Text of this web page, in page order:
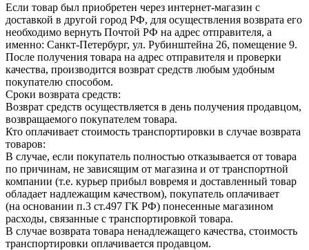
Если товар был приобретен через интернет-магазин с
доставкой в другой город РФ, для осуществления возврата его
необходимо вернуть Почтой РФ на адрес отправителя, а
именно: Санкт-Петербург, ул. Рубинштейна 26, помещение 9.
После получения товара на адрес отправителя и проверки
качества, производится возврат средств любым удобным
покупателю способом.
Сроки возврата средств:
Возврат средств осуществляется в день получения продавцом,
возвращаемого покупателем товара.
Кто оплачивает стоимость транспортировки в случае возврата
товаров:
В случае, если покупатель полностью отказывается от товара
по причинам, не зависящим от магазина и от транспортной
компании (т.е. курьер прибыл вовремя и доставленный товар
обладает надлежащим качеством), покупатель оплачивает
(на основании п.3 ст.497 ГК РФ) понесенные магазином
расходы, связанные с транспортировкой товара.
В случае возврата товара ненадлежащего качества, стоимость
транспортировки оплачивается продавцом.